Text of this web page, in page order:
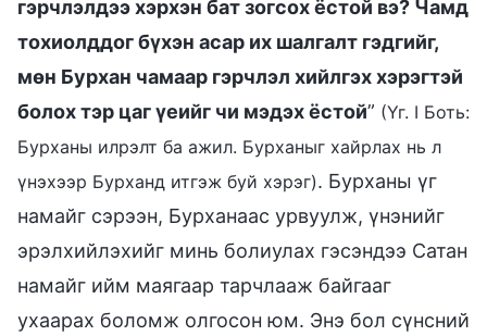
гэрчлэлдээ хэрхэн бат зогсох ёстой вэ? Чамд
тохиолддог бүхэн асар их шалгалт гэдгийг,
мөн Бурхан чамаар гэрчлэл хийлгэх хэрэгтэй
болох тэр цаг үеийг чи мэдэх ёстой” (Үг. I Боть:
Бурханы илрэлт ба ажил. Бурханыг хайрлах нь л
үнэхээр Бурханд итгэж буй хэрэг). Бурханы үг
намайг сэрээн, Бурханаас урвуулж, үнэнийг
эрэлхийлэхийг минь болиулах гэсэндээ Сатан
намайг ийм маягаар тарчлааж байгааг
ухаарах боломж олгосон юм. Энэ бол сүнсний